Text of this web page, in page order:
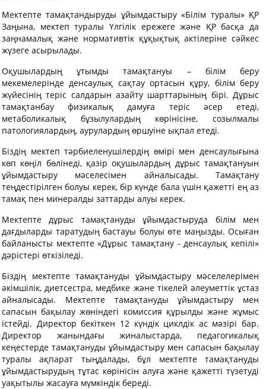
Мектепте тамақтандыруды ұйымдастыру «Білім туралы» ҚР
Заңына, мектеп туралы Үлгілік ережеге және ҚР басқа да
заңнамалық және нормативтік құқықтық актілеріне сәйкес
жүзеге асырылады.
Оқушылардың ұтымды тамақтануы – білім беру
мекемелерінде денсаулық сақтау ортасын құру, білім беру
жүйесінің теріс салдарын азайту шарттарының бірі. Дұрыс
тамақтанбау физикалық дамуға теріс әсер етеді,
метаболикалық бұзылулардың көрінісіне, созылмалы
патологиялардың, аурулардың өршуіне ықпал етеді.
Біздің мектеп тәрбиеленушілердің өмірі мен денсаулығына
көп көңіл бөлінеді, қазір оқушылардың дұрыс тамақтануын
ұйымдастыру мәселесімен айналысады. Тамақтану
теңдестірілген болуы керек, бір күнде бала үшін қажетті ең аз
тамақ пен минералды заттарды алуы керек.
Мектепте дұрыс тамақтануды ұйымдастыруда білім мен
дағдыларды таратудың бастауы болуы өте маңызды. Осыған
байланысты мектепте «Дұрыс тамақтану - денсаулық кепілі»
дәрістері өткізіледі.
Біздің мектепте тамақтануды ұйымдастыру мәселелерімен
әкімшілік, диетсестра, медбике және тікелей әлеуметтік ұстаз
айналысады. Мектепте тамақтануды ұйымдастыру мен
сапасын бақылау жөніндегі комиссия құрылды және жұмыс
істейді. Директор бекіткен 12 күндік циклдік ас мәзірі бар.
Директор жанындағы жиналыстарда, педагогикалық
кеңестерде тамақтануды ұйымдастыру мен сапасын бақылау
туралы ақпарат тыңдалады, бұл мектепте тамақтануды
ұйымдастырудың тұтас көрінісін алуға және қажетті түзетуді
уақытылы жасауға мүмкіндік береді.